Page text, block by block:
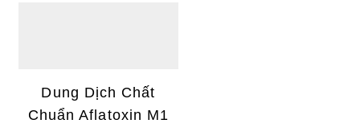
Dung Dịch Chất
Chuẩn Aflatoxin M1